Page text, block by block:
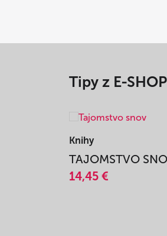
Tipy z E-
Knihy
TAJOMSTVO
14,45 €